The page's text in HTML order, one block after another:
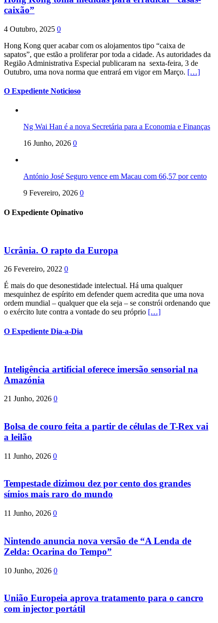
caixão”
4 Outubro, 2025 0
Hong Kong quer acabar com os alojamentos tipo “caixa de
sapatos”, que estão a proliferar por toda a cidade. As autoridades da
Região Administrativa Especial publicaram na sexta-feira, 3 de
Outubro, uma nova norma que entrará em vigor em Março. […]
O Expediente Noticioso
Ng Wai Han é a nova Secretária para a Economia e Finanças
16 Junho, 2026 0
António José Seguro vence em Macau com 66,57 por cento
9 Fevereiro, 2026 0
O Expediente Opinativo
Ucrânia. O rapto da Europa
26 Fevereiro, 2022 0
É mais do que desonestidade intelectual. Há uma qualquer
mesquinhez de espírito em defender quem acredita que uma nova
ordem mundial – qualquer que ela seja – se constrói ordenando que
o exército lute contra a vontade do seu próprio […]
O Expediente Dia-a-Dia
Inteligência artificial oferece imersão sensorial na
Amazónia
21 Junho, 2026 0
Bolsa de couro feita a partir de células de T-Rex vai
a leilão
11 Junho, 2026 0
Tempestade dizimou dez por cento dos grandes
símios mais raro do mundo
11 Junho, 2026 0
Nintendo anuncia nova versão de “A Lenda de
Zelda: Ocarina do Tempo”
10 Junho, 2026 0
União Europeia aprova tratamento para o cancro
com injector portátil